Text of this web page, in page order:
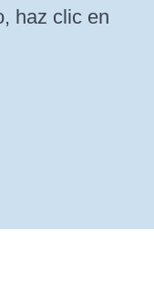
haz clic en